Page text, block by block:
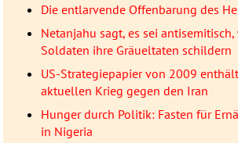
Die entlarvende Offenbarung des
Netanjahu sagt, es sei
Soldaten ihre Gräueltaten schildern
US-Strategiepapier von 2009
aktuellen Krieg gegen den Iran
Hunger durch Politik: Fasten für
in Nigeria